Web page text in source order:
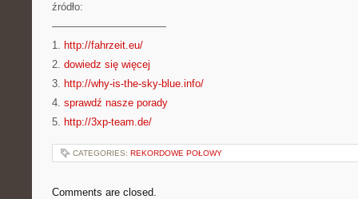
źródło:
———————————
1. http://fahrzeit.eu/
2. dowiedz się więcej
3. http://why-is-the-sky-blue.info/
4. sprawdź nasze porady
5. http://3xp-team.de/
CATEGORIES: REKORDOWE POŁOWY
Comments are closed.